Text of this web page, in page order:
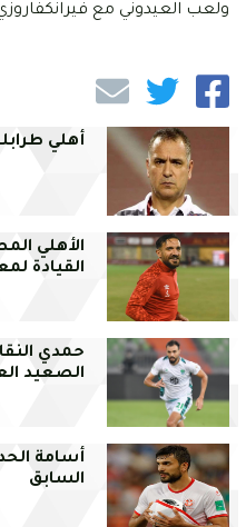
ولعب العيدوني مع فيرانكفاروزي 26 مباراة خلال الموسم الحالي سجل فيها 3
أهلي
الأهلي
القيادة
حمدي
الصعيد
السابق